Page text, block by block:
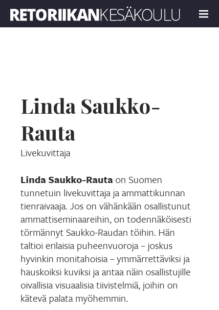
MENU
Linda Saukko-
Rauta
Livekuvittaja
Linda Saukko-Rauta on Suomen
tunnetuin livekuvittaja ja ammattikunnan
tienraivaaja. Jos on vähänkään osallistunut
ammattiseminaareihin, on todennäköisesti
törmännyt Saukko-Raudan töihin. Hän
taltioi erilaisia puheenvuoroja – joskus
hyvinkin monitahoisia – ymmärrettäviksi ja
hauskoiksi kuviksi ja antaa näin osallistujille
oivallisia visuaalisia tiivistelmiä, joihin on
kätevä palata myöhemmin.